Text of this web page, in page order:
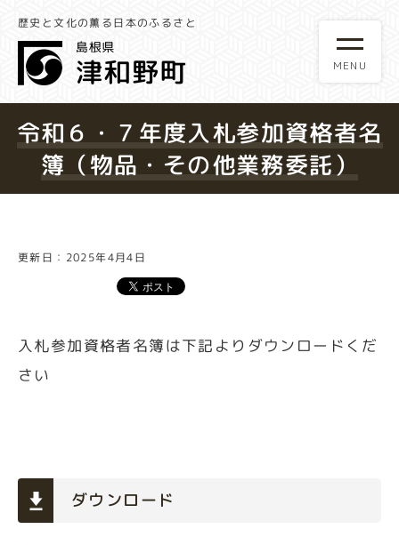
歴史と文化の薫る日本のふるさと
令和６・７年度入札参加資格者名
簿（物品・その他業務委託）
更新日：2025年4月4日
入札参加資格者名簿は下記よりダウンロードくだ
さい
ダウンロード